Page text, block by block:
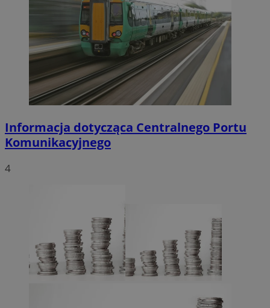
Informacja dotycząca Centralnego Portu
Komunikacyjnego
4